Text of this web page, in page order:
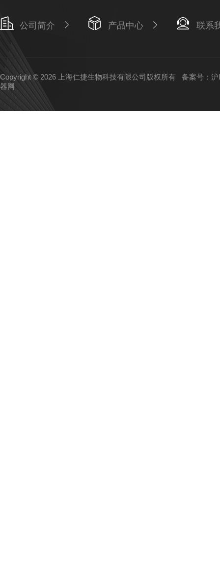
公司简介 产品中心 联系
Copyright © 2026 上海仁捷生物科技有限公司版权所有 备案号：
器网